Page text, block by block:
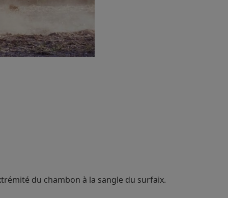
du chambon à la sangle du surfaix.